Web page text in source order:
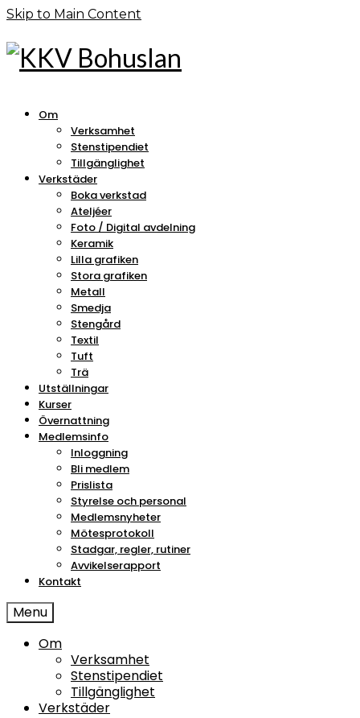
Skip to Main Content
Om
Verksamhet
Stenstipendiet
Tillgänglighet
Verkstäder
Boka verkstad
Ateljéer
Foto / Digital avdelning
Keramik
Lilla grafiken
Stora grafiken
Metall
Smedja
Stengård
Textil
Tuft
Trä
Utställningar
Kurser
Övernattning
Medlemsinfo
Inloggning
Bli medlem
Prislista
Styrelse och personal
Medlemsnyheter
Mötesprotokoll
Stadgar, regler, rutiner
Avvikelserapport
Kontakt
Menu
Om
Verksamhet
Stenstipendiet
Tillgänglighet
Verkstäder